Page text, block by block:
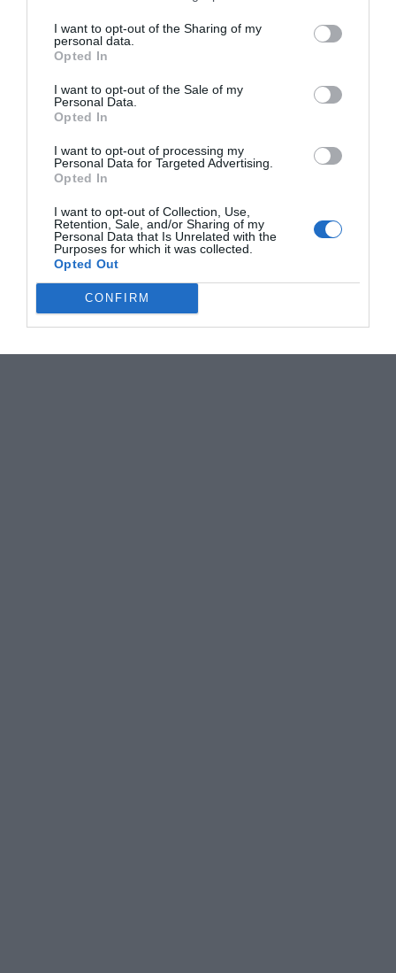
I want to opt-out of the Sharing of my
personal data.
Opted In
I want to opt-out of the Sale of my
Personal Data.
Opted In
I want to opt-out of processing my
Personal Data for Targeted Advertising.
Opted In
I want to opt-out of Collection, Use,
Retention, Sale, and/or Sharing of my
Personal Data that Is Unrelated with the
Purposes for which it was collected.
Opted Out
CONFIRM